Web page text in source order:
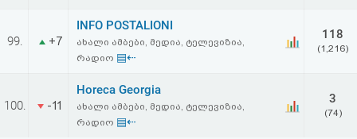
99. +7
INFO POSTALIONI
ახალი ამბები, მედია, ტელევიზია,
რადიო ▤⇠
118
(1,216)
100. -11
Horeca Georgia
ახალი ამბები, მედია, ტელევიზია,
რადიო ▤⇠
3
(74)